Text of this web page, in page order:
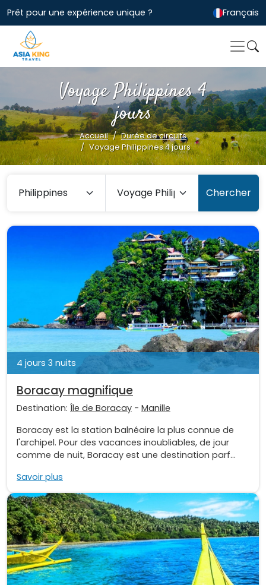
Prêt pour une expérience unique ? Français
Voyage Philippines 4
jours
Accueil
Durée de circuits
Voyage Philippines 4 jours
Chercher
4 jours 3 nuits
Boracay magnifique
Destination: Île de Boracay - Manille
Boracay est la station balnéaire la plus connue de
l'archipel. Pour des vacances inoubliables, de jour
comme de nuit, Boracay est une destination parf...
Savoir plus